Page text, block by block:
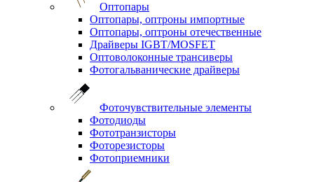
Оптопары
Оптопары, оптроны импортные
Оптопары, оптроны отечественные
Драйверы IGBT/MOSFET
Оптоволоконные трансиверы
Фотогальванические драйверы
Фоточувствительные элементы
Фотодиоды
Фототранзисторы
Фоторезисторы
Фотоприемники